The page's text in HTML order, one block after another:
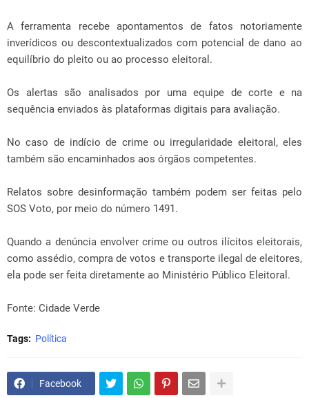
A ferramenta recebe apontamentos de fatos notoriamente
inverídicos ou descontextualizados com potencial de dano ao
equilíbrio do pleito ou ao processo eleitoral.
Os alertas são analisados por uma equipe de corte e na
sequência enviados às plataformas digitais para avaliação.
No caso de indício de crime ou irregularidade eleitoral, eles
também são encaminhados aos órgãos competentes.
Relatos sobre desinformação também podem ser feitas pelo
SOS Voto, por meio do número 1491.
Quando a denúncia envolver crime ou outros ilícitos eleitorais,
como assédio, compra de votos e transporte ilegal de eleitores,
ela pode ser feita diretamente ao Ministério Público Eleitoral.
Fonte: Cidade Verde
Tags: Política
Facebook